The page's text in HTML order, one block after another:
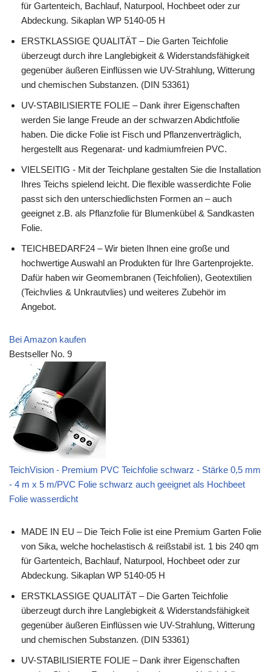
für Gartenteich, Bachlauf, Naturpool, Hochbeet oder zur
Abdeckung. Sikaplan WP 5140-05 H
ERSTKLASSIGE QUALITÄT – Die Garten Teichfolie
überzeugt durch ihre Langlebigkeit & Widerstandsfähigkeit
gegenüber äußeren Einflüssen wie UV-Strahlung, Witterung
und chemischen Substanzen. (DIN 53361)
UV-STABILISIERTE FOLIE – Dank ihrer Eigenschaften
werden Sie lange Freude an der schwarzen Abdichtfolie
haben. Die dicke Folie ist Fisch und Pflanzenverträglich,
hergestellt aus Regenarat- und kadmiumfreien PVC.
VIELSEITIG - Mit der Teichplane gestalten Sie die Installation
Ihres Teichs spielend leicht. Die flexible wasserdichte Folie
passt sich den unterschiedlichsten Formen an – auch
geeignet z.B. als Pflanzfolie für Blumenkübel & Sandkasten
Folie.
TEICHBEDARF24 – Wir bieten Ihnen eine große und
hochwertige Auswahl an Produkten für Ihre Gartenprojekte.
Dafür haben wir Geomembranen (Teichfolien), Geotextilien
(Teichvlies & Unkrautvlies) und weiteres Zubehör im
Angebot.
Bei Amazon kaufen
Bestseller No. 9
TeichVision - Premium PVC Teichfolie schwarz - Stärke 0,5 mm
- 4 m x 5 m/PVC Folie schwarz auch geeignet als Hochbeet
Folie wasserdicht
MADE IN EU – Die Teich Folie ist eine Premium Garten Folie
von Sika, welche hochelastisch & reißstabil ist. 1 bis 240 qm
für Gartenteich, Bachlauf, Naturpool, Hochbeet oder zur
Abdeckung. Sikaplan WP 5140-05 H
ERSTKLASSIGE QUALITÄT – Die Garten Teichfolie
überzeugt durch ihre Langlebigkeit & Widerstandsfähigkeit
gegenüber äußeren Einflüssen wie UV-Strahlung, Witterung
und chemischen Substanzen. (DIN 53361)
UV-STABILISIERTE FOLIE – Dank ihrer Eigenschaften